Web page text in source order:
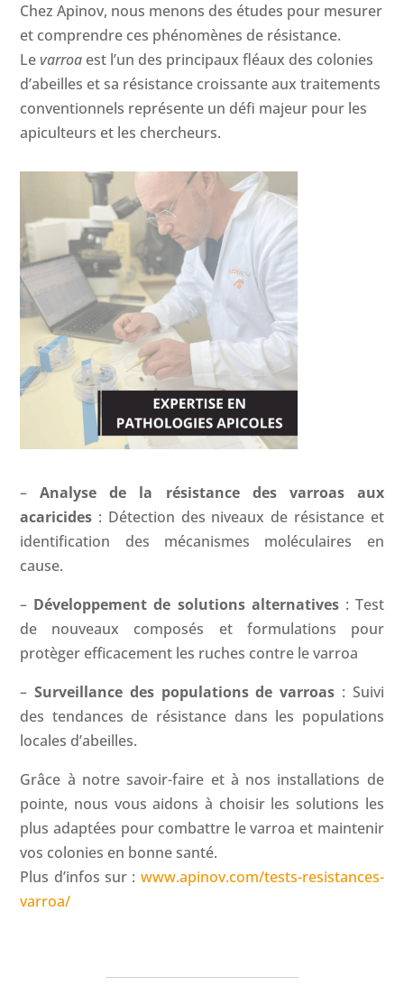
Chez Apinov, nous menons des études pour mesurer
et comprendre ces phénomènes de résistance.
Levarroa est l’un des principaux fléaux des colonies
d’abeilles et sa résistance croissante aux traitements
conventionnels représente un défi majeur pour les
apiculteurs et les chercheurs.
–Analyse de la résistance des varroas aux
acaricides : Détection des niveaux de résistance et
identification des mécanismes moléculaires en
cause.
– Développement de solutions alternatives: Test
de nouveaux composés et formulations pour
protèger efficacement les ruches contre le varroa
–Surveillance des populations de varroas : Suivi
des tendances de résistance dans les populations
locales d’abeilles.
Grâce à notre savoir-faire et à nos installations de
pointe, nous vous aidons à choisir les solutions les
plus adaptées pour combattre le varroa et maintenir
vos colonies en bonne santé.
Plus d’infos sur : www.apinov.com/tests-resistances-
varroa/